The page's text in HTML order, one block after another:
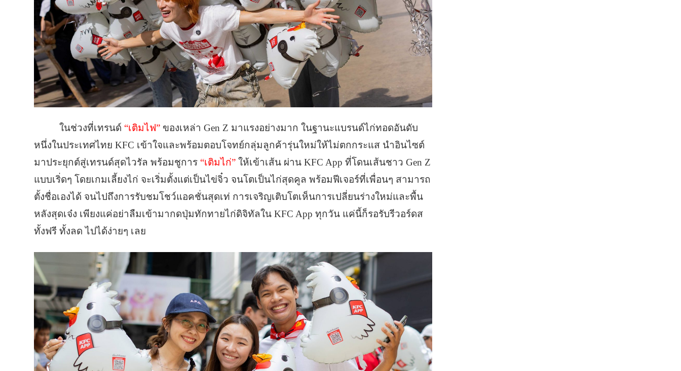
ในช่วงที่เทรนด์ “เติมไฟ” ของเหล่า Gen Z มาแรงอย่างมาก ในฐานะแบรนด์ไก่ทอดอันดับ
หนึ่งในประเทศไทย KFC เข้าใจและพร้อมตอบโจทย์กลุ่มลูกค้ารุ่นใหม่ให้ไม่ตกกระแส นำอินไซต์
มาประยุกต์สู่เทรนด์สุดไวรัล พร้อมชูการ “เติมไก่” ให้เข้าเส้น ผ่าน KFC App ที่โดนเส้นชาว Gen Z
แบบเริ่ดๆ โดยเกมเลี้ยงไก่ จะเริ่มตั้งแต่เป็นไข่จิ๋ว จนโตเป็นไก่สุดคูล พร้อมฟีเจอร์ที่เพื่อนๆ สามารถ
ตั้งชื่อเองได้ จนไปถึงการรับชมโชว์แอคชั่นสุดเท่ การเจริญเติบโตเห็นการเปลี่ยนร่างใหม่และพื้น
หลังสุดเจ๋ง เพียงแค่อย่าลืมเข้ามากดปุ่มทักทายไก่ดิจิทัลใน KFC App ทุกวัน แค่นี้ก็รอรับรีวอร์ดส
ทั้งฟรี ทั้งลด ไปได้ง่ายๆ เลย